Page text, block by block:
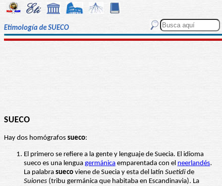
Etimología de SUECO
SUECO
Hay dos homógrafos sueco:
El primero se refiere a la gente y lenguaje de Suecia. El idioma
sueco es una lengua germánica emparentada con el neerlandés.
La palabra sueco viene de Suecia y esta del latín Suetidi de
Suiones (tribu germánica que habitaba en Escandinavia). La